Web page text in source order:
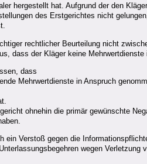
hergestellt hat. Aufgrund der den
des Erstgerichtes nicht
rechtlicher Beurteilung nicht
dass der Kläger keine Mehrwertdienste
dass
Mehrwertdienste in Anspruch
ohnehin die primär gewünschte
Verstoß gegen die
wegen